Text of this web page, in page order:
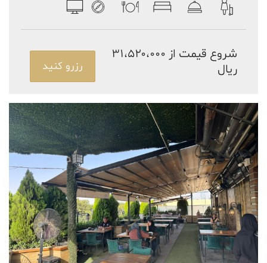
شروع قیمت از ۳۱،۵۲۰،۰۰۰
ریال
رزرو کنید